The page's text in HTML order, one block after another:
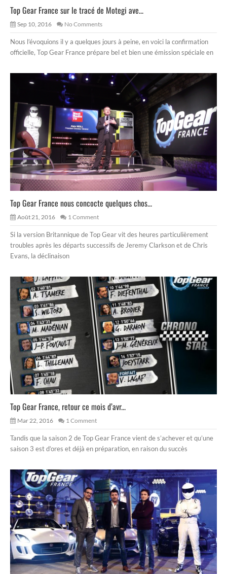
Top Gear France sur le tracé de Motegi ave...
Sep 10, 2016 No Comments
Nous l’évoquions il y a quelques jours à peine, en voici la confirmation
officielle, Top Gear France prépare bel et bien une émission spéciale en
Top Gear France nous concocte quelques chos...
Août 21, 2016 1 Comment
Si la version Britannique de Top Gear vit des heures particulièrement
troubles après les départs successifs de Jeremy Clarkson et de Chris
Evans, la déclinaison
Top Gear France, retour ce mois d’avr...
Mar 22, 2016 1 Comment
Tandis que la saison 2 de Top Gear France vient de s’achever et qu’une
saison 3 est d’ores et déjà en préparation, en raison du succès